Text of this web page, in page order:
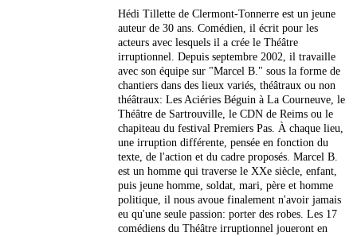
Hédi Tillette de Clermont-Tonnerre est un jeune
auteur de 30 ans. Comédien, il écrit pour les
acteurs avec lesquels il a crée le Théâtre
irruptionnel. Depuis septembre 2002, il travaille
avec son équipe sur "Marcel B." sous la forme de
chantiers dans des lieux variés, théâtraux ou non
théâtraux: Les Aciéries Béguin à La Courneuve, le
Théâtre de Sartrouville, le CDN de Reims ou le
chapiteau du festival Premiers Pas. À chaque lieu,
une irruption différente, pensée en fonction du
texte, de l'action et du cadre proposés. Marcel B.
est un homme qui traverse le XXe siècle, enfant,
puis jeune homme, soldat, mari, père et homme
politique, il nous avoue finalement n'avoir jamais
eu qu'une seule passion: porter des robes. Les 17
comédiens du Théâtre irruptionnel joueront en